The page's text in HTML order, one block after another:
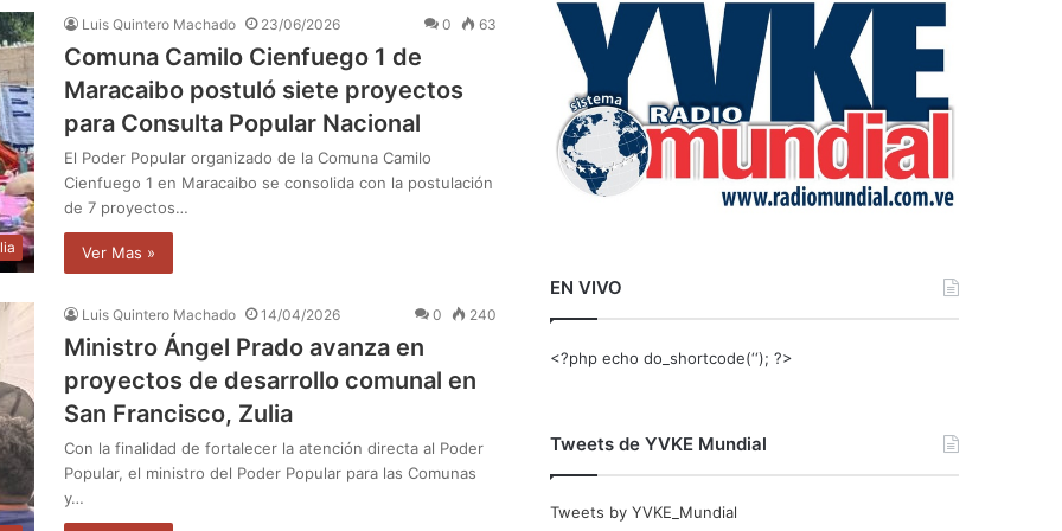
Luis Quintero Machado 23/06/2026 0 63
Comuna Camilo Cienfuego 1 de
Maracaibo postuló siete proyectos
para Consulta Popular Nacional
El Poder Popular organizado de la Comuna Camilo
Cienfuego 1 en Maracaibo se consolida con la postulación
de 7 proyectos…
Ver Mas »
Luis Quintero Machado 14/04/2026 0 240
Ministro Ángel Prado avanza en
proyectos de desarrollo comunal en
San Francisco, Zulia
Con la finalidad de fortalecer la atención directa al Poder
Popular, el ministro del Poder Popular para las Comunas
y…
r
EN VIVO
<?php echo do_shortcode(‘‘); ?>
Tweets de YVKE Mundial
Tweets by YVKE_Mundial